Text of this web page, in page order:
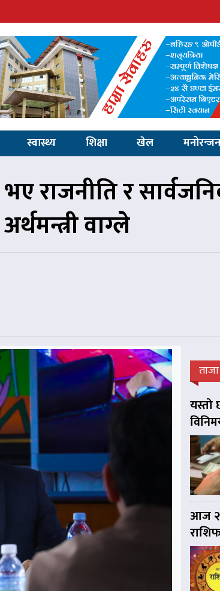
स्वास्थ्य शिक्षा खेल मनोरन्जन
भए राजनीति र
अर्थमन्त्री वाग्ले
यस्तो
आज